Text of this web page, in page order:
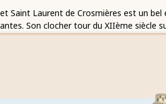
Saint Laurent de Crosmières est un
Son clocher tour du XIIème siècle